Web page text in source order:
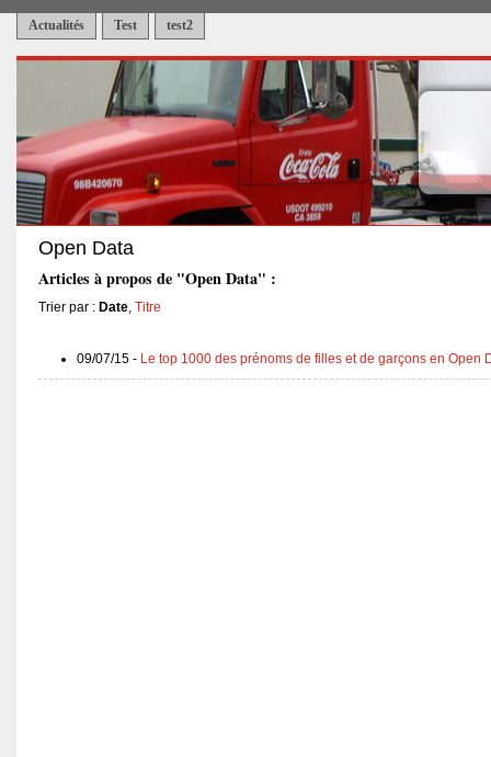
Actualités Test test2
Open Data
Articles à propos de "Open Data" :
Trier par : Date, Titre
09/07/15 - Le top 1000 des prénoms de filles et de garçons en Open